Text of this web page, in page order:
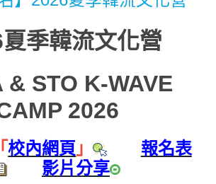
季韓流文化營
& STO K-WAVE
2026
校內網頁 」
報名表
影片分享